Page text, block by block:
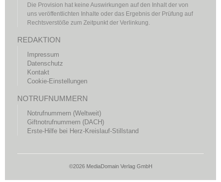
Die Provision hat keine Auswirkungen auf den Inhalt der von
uns veröffentlichten Inhalte oder das Ergebnis der Prüfung auf
Rechtsverstöße zum Zeitpunkt der Verlinkung.
REDAKTION
Impressum
Datenschutz
Kontakt
Cookie-Einstellungen
NOTRUFNUMMERN
Notrufnummern (Weltweit)
Giftnotrufnummern (DACH)
Erste-Hilfe bei Herz-Kreislauf-Stillstand
©2026 MediaDomain Verlag GmbH